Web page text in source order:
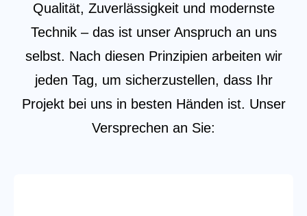
Qualität, Zuverlässigkeit und modernste
Technik – das ist unser Anspruch an uns
selbst. Nach diesen Prinzipien arbeiten wir
jeden Tag, um sicherzustellen, dass Ihr
Projekt bei uns in besten Händen ist. Unser
Versprechen an Sie: